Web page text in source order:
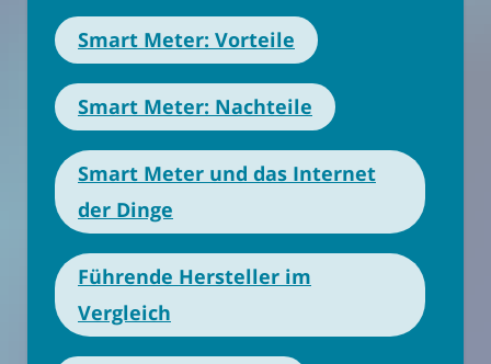
Smart Meter: Vorteile
Smart Meter: Nachteile
Smart Meter und das Internet
der Dinge
Führende Hersteller im
Vergleich